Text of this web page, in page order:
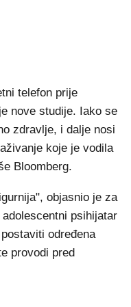
telefon prije
nove studije. Iako se
zdravlje, i dalje nosi
koje je vodila
Bloomberg.
objasnio je za
psihijatar
određena
provodi pred